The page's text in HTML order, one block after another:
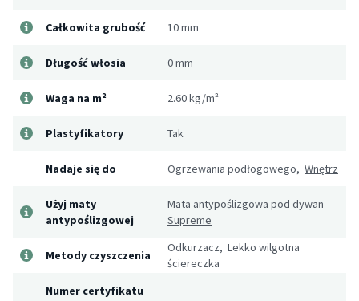
Całkowita grubość 10 mm
Długość włosia 0 mm
Waga na m² 2.60 kg/m²
Plastyfikatory Tak
Nadaje się do Ogrzewania podłogowego, Wnętrz
Użyj maty
antypoślizgowej
Mata antypoślizgowa pod dywan -
Supreme
Metody czyszczenia
Odkurzacz, Lekko wilgotna
ściereczka
Numer certyfikatu